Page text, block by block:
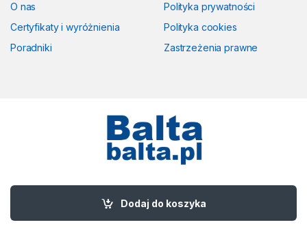
Dodaj do koszyka
O nas
Certyfikaty i wyróżnienia
Poradniki
Polityka prywatności
Polityka cookies
Zastrzeżenia prawne
Masz pytania? Zadzwoń!
58 524 50 00